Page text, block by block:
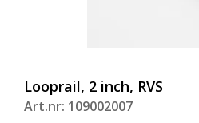
Looprail, 2 inch, RVS
Art.nr: 109002007